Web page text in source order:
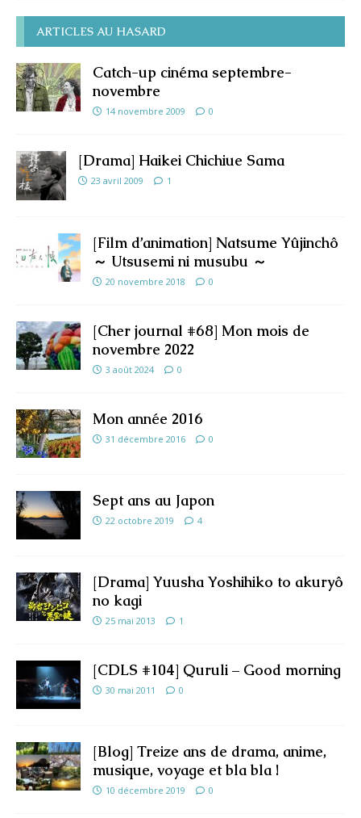
ARTICLES AU HASARD
Catch-up cinéma septembre-
novembre
14 novembre 2009 0
[Drama] Haikei Chichiue Sama
23 avril 2009 1
[Film d’animation] Natsume Yûjinchô
～ Utsusemi ni musubu ～
20 novembre 2018 0
[Cher journal #68] Mon mois de
novembre 2022
3 août 2024 0
Mon année 2016
31 décembre 2016 0
Sept ans au Japon
22 octobre 2019 4
[Drama] Yuusha Yoshihiko to akuryô
no kagi
25 mai 2013 1
[CDLS #104] Quruli – Good morning
30 mai 2011 0
[Blog] Treize ans de drama, anime,
musique, voyage et bla bla !
10 décembre 2019 0